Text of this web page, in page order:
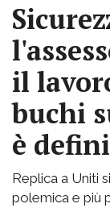
il
buchi
è
Replica a Uniti
polemica e più